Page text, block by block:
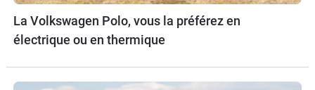
La Volkswagen Polo, vous la préférez en
électrique ou en thermique